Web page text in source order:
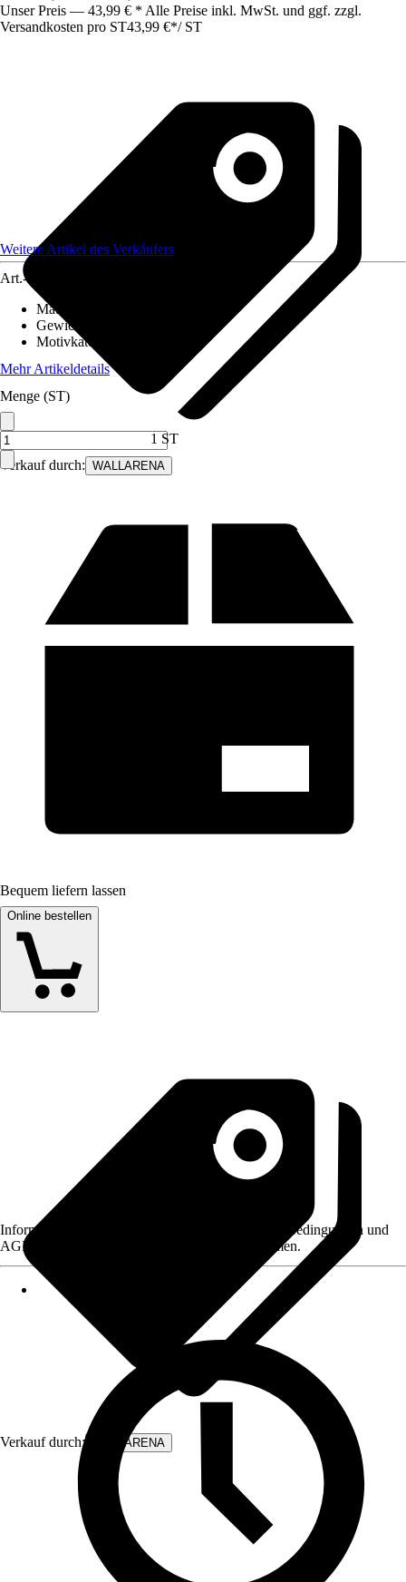
Unser Preis — 43,99 € * Alle Preise inkl. MwSt. und ggf. zzgl.
Versandkosten pro ST43,99 €*/ ST
Verkauf durch: WALLARENA
Weitere Artikel des Verkäufers
Art.-Nr.
Material Leinwand
Gewicht
Motivkategorie
Mehr Artikeldetails
Menge (ST)
1 ST
Bequem liefern lassen
Online bestellen
Verkauf durch: WALLARENA
Informationen des Verkäufers, wie z. B. Rückgabebedingungen und
AGB, finden Sie bei Klick auf den Verkäufernamen.